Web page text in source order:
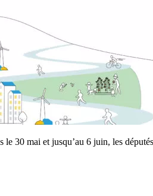
30 mai et jusqu’au 6 juin, les